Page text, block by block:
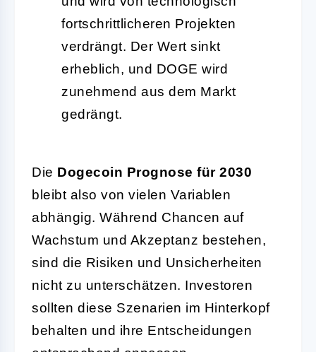
fortschrittlicheren Projekten
verdrängt. Der Wert sinkt
erheblich, und DOGE wird
zunehmend aus dem Markt
gedrängt.
Die Dogecoin Prognose für 2030
bleibt also von vielen Variablen
abhängig. Während Chancen auf
Wachstum und Akzeptanz bestehen,
sind die Risiken und Unsicherheiten
nicht zu unterschätzen. Investoren
sollten diese Szenarien im Hinterkopf
behalten und ihre Entscheidungen